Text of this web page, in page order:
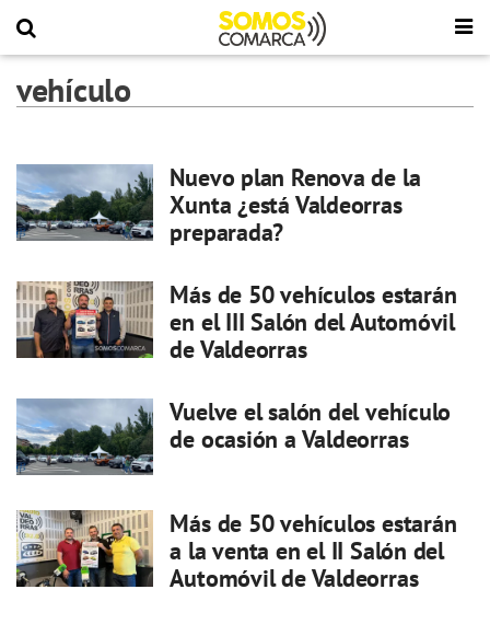
vehículo
Nuevo plan Renova de la
Xunta ¿está Valdeorras
preparada?
Más de 50 vehículos estarán
en el III Salón del Automóvil
de Valdeorras
Vuelve el salón del vehículo
de ocasión a Valdeorras
Más de 50 vehículos estarán
a la venta en el II Salón del
Automóvil de Valdeorras